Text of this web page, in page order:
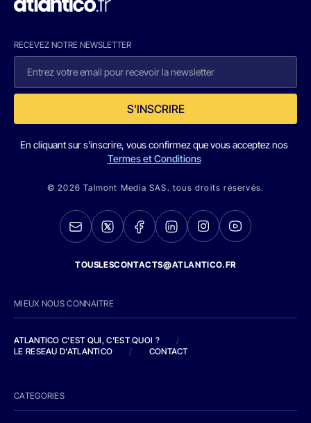
RECEVEZ NOTRE NEWSLETTER
S'INSCRIRE
En cliquant sur s'inscrire, vous confirmez que vous acceptez nos
Termes et Conditions
© 2026 Talmont Media SAS. tous droits réservés.
TOUSLESCONTACTS@ATLANTICO.FR
MIEUX NOUS CONNAITRE
ATLANTICO C'EST QUI, C'EST QUOI ?
/
LE RESEAU D'ATLANTICO
/ CONTACT
CATEGORIES